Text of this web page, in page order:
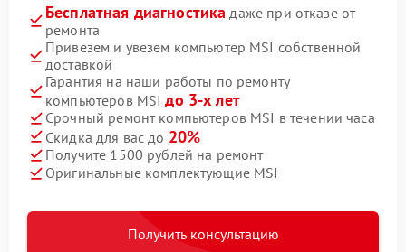
Бесплатная диагностика даже при отказе от
ремонта
Привезем и увезем компьютер MSI собственной
доставкой
Гарантия на наши работы по ремонту
компьютеров MSIдо 3-х лет
Срочный ремонт компьютеров MSI в течении часа
Скидка для вас до 20%
Получите 1500 рублей на ремонт
Оригинальные комплектующие MSI
Получить консультацию